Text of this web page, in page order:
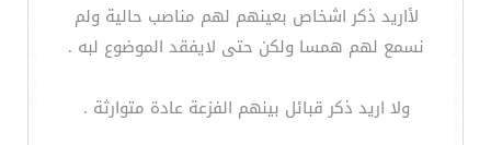
لأاريد ذكر اشخاص بعينهم لهم مناصب حالية ولم
نسمع لهم همسا ولكن حتى لايفقد الموضوع لبه .
ولا اريد ذكر قبائل بينهم الفزعة عادة متوارثة .